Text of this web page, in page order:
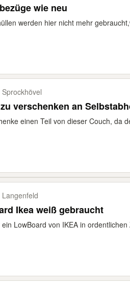
wie neu
werden hier nicht mehr
verschenken an
einen Teil von dieser Couch, da
Ikea weiß gebraucht
ein LowBoard von IKEA in